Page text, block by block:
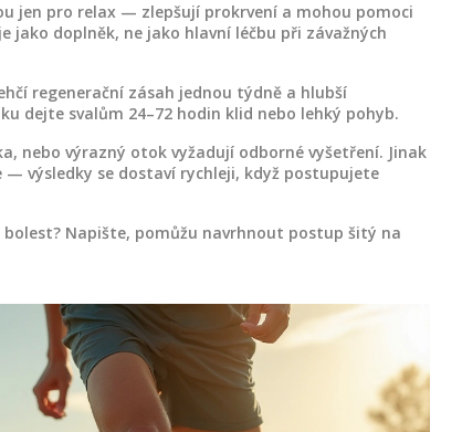
jen pro relax — zlepšují prokrvení a mohou pomoci
jako doplněk, ne jako hlavní léčbu při závažných
regenerační zásah jednou týdně a hlubší
dejte svalům 24–72 hodin klid nebo lehký pohyb.
nebo výrazný otok vyžadují odborné vyšetření. Jinak
výsledky se dostaví rychleji, když postupujete
Napište, pomůžu navrhnout postup šitý na